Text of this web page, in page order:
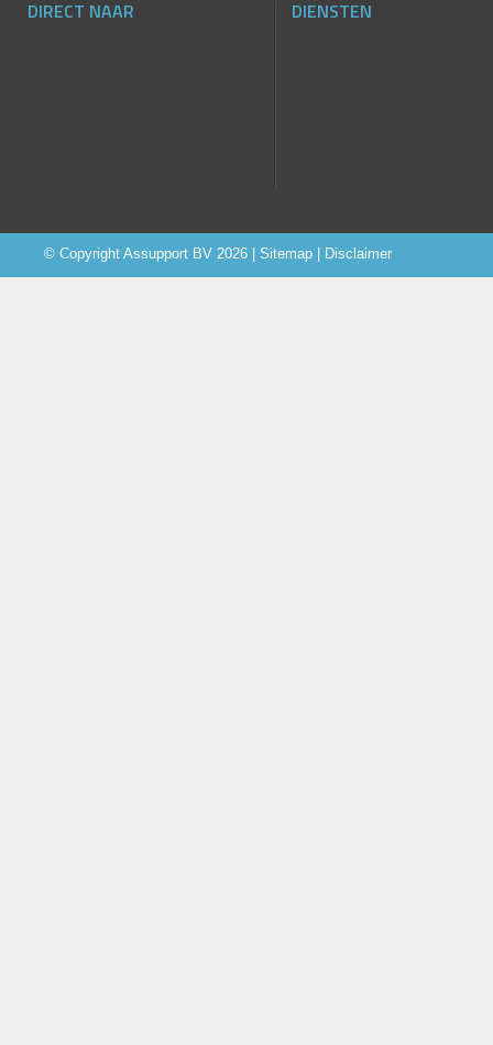
DIRECT NAAR DIENSTEN
© Copyright Assupport BV 2026 | Sitemap Disclaimer